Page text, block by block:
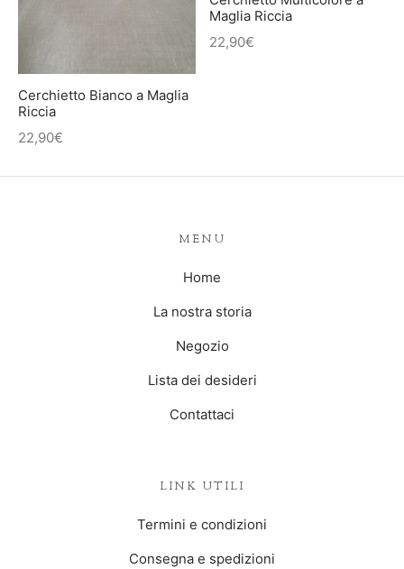
Cerchietto Bianco a Maglia
Riccia
22,90€
Maglia Riccia
22,90€
LINK UTILI
Termini e condizioni
Consegna e spedizioni
MENU
Home
La nostra storia
Negozio
Lista dei desideri
Contattaci